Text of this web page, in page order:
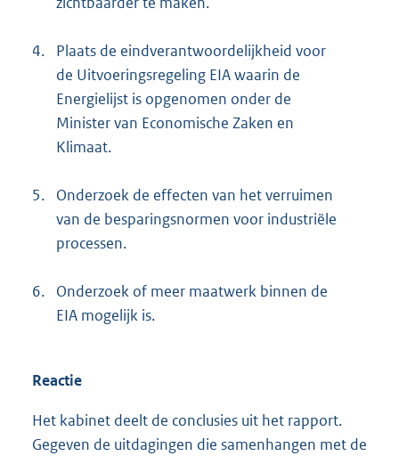
4.
Plaats de eindverantwoordelijkheid voor
de Uitvoeringsregeling EIA waarin de
Energielijst is opgenomen onder de
Minister van Economische Zaken en
Klimaat.
5.
Onderzoek de effecten van het verruimen
van de besparingsnormen voor industriële
processen.
6.
Onderzoek of meer maatwerk binnen de
EIA mogelijk is.
Reactie
Het kabinet deelt de conclusies uit het rapport.
Gegeven de uitdagingen die samenhangen met de